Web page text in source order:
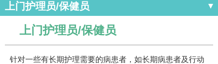
上门护理员/保健员
上门护理员/保健员
针对一些有长期护理需要的病患者，如长期病患者及行动